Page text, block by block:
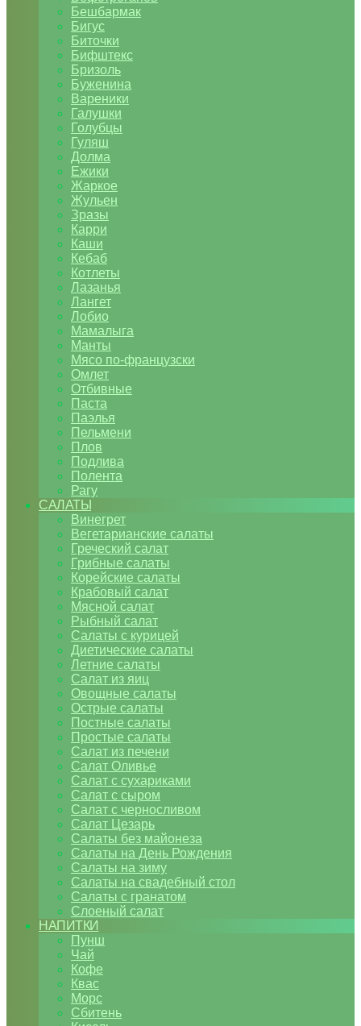
Бешбармак
Бигус
Биточки
Бифштекс
Бризоль
Буженина
Вареники
Галушки
Голубцы
Гуляш
Долма
Ежики
Жаркое
Жульен
Зразы
Карри
Каши
Кебаб
Котлеты
Лазанья
Лангет
Лобио
Мамалыга
Манты
Мясо по-французски
Омлет
Отбивные
Паста
Паэлья
Пельмени
Плов
Подлива
Полента
Рагу
САЛАТЫ
Винегрет
Вегетарианские салаты
Греческий салат
Грибные салаты
Корейские салаты
Крабовый салат
Мясной салат
Рыбный салат
Салаты с курицей
Диетические салаты
Летние салаты
Салат из яиц
Овощные салаты
Острые салаты
Постные салаты
Простые салаты
Салат из печени
Салат Оливье
Салат с сухариками
Салат с сыром
Салат с черносливом
Салат Цезарь
Салаты без майонеза
Салаты на День Рождения
Салаты на зиму
Салаты на свадебный стол
Салаты с гранатом
Слоеный салат
НАПИТКИ
Пунш
Чай
Кофе
Квас
Морс
Сбитень